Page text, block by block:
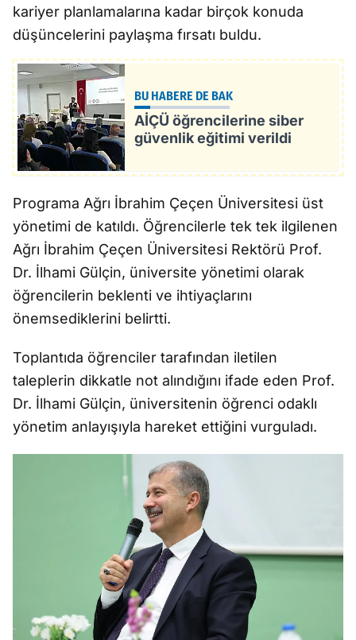
kariyer planlamalarına kadar birçok konuda
düşüncelerini paylaşma fırsatı buldu.
BU HABERE DE BAK
AİÇÜ öğrencilerine siber
güvenlik eğitimi verildi
Programa Ağrı İbrahim Çeçen Üniversitesi üst
yönetimi de katıldı. Öğrencilerle tek tek ilgilenen
Ağrı İbrahim Çeçen Üniversitesi Rektörü Prof.
Dr. İlhami Gülçin, üniversite yönetimi olarak
öğrencilerin beklenti ve ihtiyaçlarını
önemsediklerini belirtti.
Toplantıda öğrenciler tarafından iletilen
taleplerin dikkatle not alındığını ifade eden Prof.
Dr. İlhami Gülçin, üniversitenin öğrenci odaklı
yönetim anlayışıyla hareket ettiğini vurguladı.